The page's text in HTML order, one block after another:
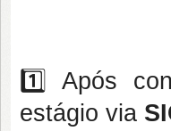
1️⃣ Após
estágio via